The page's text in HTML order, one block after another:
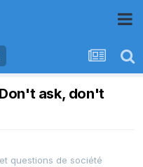
ask, don't
questions de société